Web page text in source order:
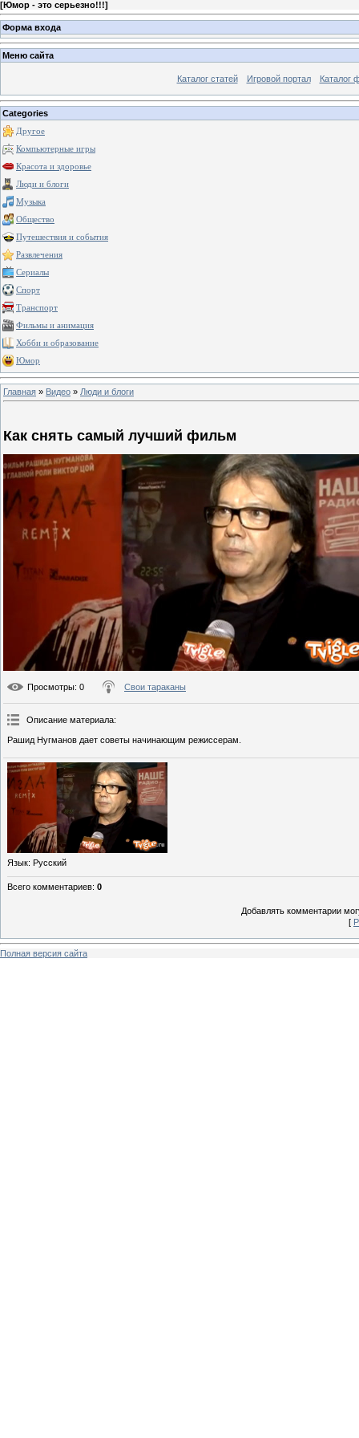
[Юмор - это серьезно!!!]
Форма входа
Меню сайта
Каталог статей Игровой портал Каталог
Categories
Другое
Компьютерные игры
Красота и здоровье
Люди и блоги
Музыка
Общество
Путешествия и события
Развлечения
Сериалы
Спорт
Транспорт
Фильмы и анимация
Хобби и образование
Юмор
Главная » Видео » Люди и блоги
Как снять самый лучший фильм
Просмотры: 0 Свои тараканы
Описание материала:
Рашид Нугманов дает советы начинающим режиссерам.
Язык: Русский
Всего комментариев: 0
Добавлять комментарии
[
Полная версия сайта